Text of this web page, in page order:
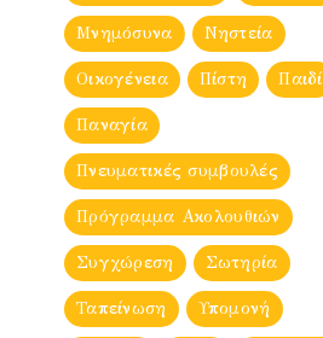
Μνημόσυνα Νηστεία
Οικογένεια Πίστη Παιδί
Παναγία
Πνευματικές συμβουλές
Πρόγραμμα Ακολουθιών
Συγχώρεση Σωτηρία
Ταπείνωση Υπομονή